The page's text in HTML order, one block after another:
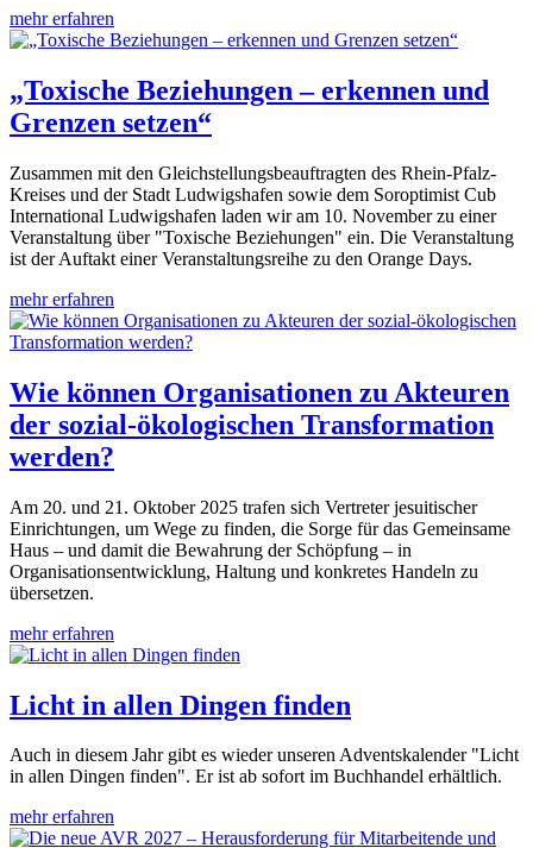
mehr erfahren
„Toxische Beziehungen – erkennen und
Grenzen setzen“
Zusammen mit den Gleichstellungsbeauftragten des Rhein-Pfalz-
Kreises und der Stadt Ludwigshafen sowie dem Soroptimist Cub
International Ludwigshafen laden wir am 10. November zu einer
Veranstaltung über "Toxische Beziehungen" ein. Die Veranstaltung
ist der Auftakt einer Veranstaltungsreihe zu den Orange Days.
mehr erfahren
Wie können Organisationen zu Akteuren
der sozial-ökologischen Transformation
werden?
Am 20. und 21. Oktober 2025 trafen sich Vertreter jesuitischer
Einrichtungen, um Wege zu finden, die Sorge für das Gemeinsame
Haus – und damit die Bewahrung der Schöpfung – in
Organisationsentwicklung, Haltung und konkretes Handeln zu
übersetzen.
mehr erfahren
Licht in allen Dingen finden
Auch in diesem Jahr gibt es wieder unseren Adventskalender "Licht
in allen Dingen finden". Er ist ab sofort im Buchhandel erhältlich.
mehr erfahren